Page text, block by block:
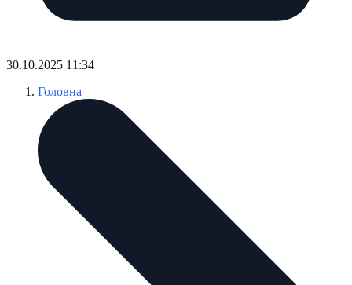
30.10.2025 11:34
Головна